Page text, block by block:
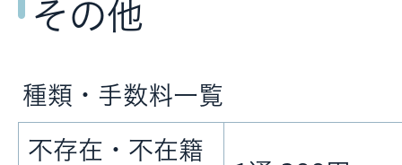
その他
種類・手数料一覧
不存在・不在籍